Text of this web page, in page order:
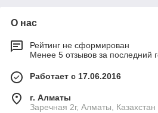
О нас
Рейтинг не сформирован
Менее 5 отзывов за последний
Работает с 17.06.2016
г. Алматы
Заречная 2г, Алматы, Казахстан